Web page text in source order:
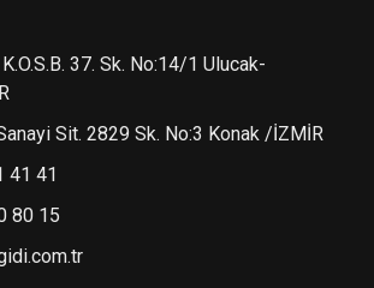
37. Sk. No:14/1 Ulucak-
Sit. 2829 Sk. No:3 Konak /İZMİR
41 41
80 15